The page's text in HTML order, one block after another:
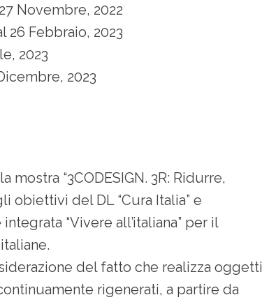
Novembre, 2022
26 Febbraio, 2023
2023
2023
“3CODESIGN. 3R: Ridurre,
obiettivi del DL “Cura Italia” e
“Vivere all’italiana” per il
del fatto che realizza oggetti
rigenerati, a partire da